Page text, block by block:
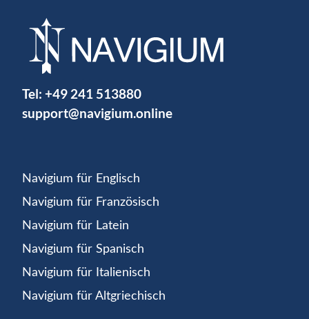
Tel: +49 241 513880
support@navigium.online
Navigium für Englisch
Navigium für Französisch
Navigium für Latein
Navigium für Spanisch
Navigium für Italienisch
Navigium für Altgriechisch